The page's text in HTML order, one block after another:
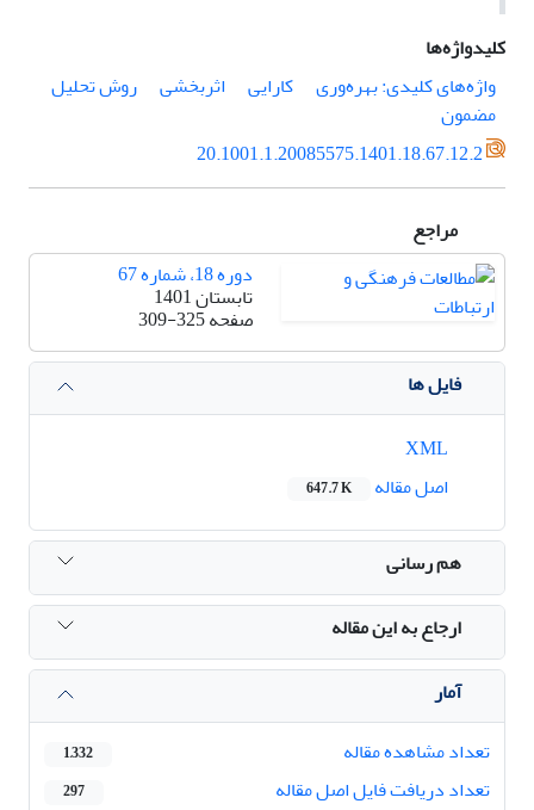
کلیدواژه‌ها
واژه‌های کلیدی: بهره‌وری
کارایی اثربخشی
روش تحلیل
مضمون
20.1001.1.20085575.1401.18.67.12.2
مراجع
دوره 18، شماره 67
تابستان 1401
صفحه309-325
فایل ها
اصل مقاله
647.7 K
هم رسانی
ارجاع به این مقاله
آمار
تعداد مشاهده مقاله
1,332
تعداد دریافت فایل اصل مقاله 297